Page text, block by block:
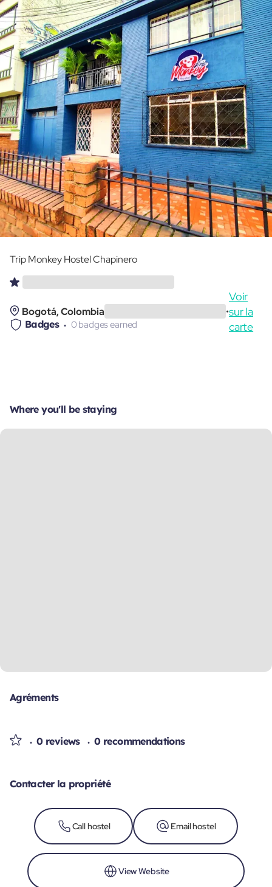
Trip Monkey Hostel Chapinero
Bogotá, Colombia •
Voir
sur la
carte
Badges 0 badges earned
Where you'll be staying
Agréments
0 reviews 0 recommendations
Contacter la propriété
Call hostel Email hostel
View Website